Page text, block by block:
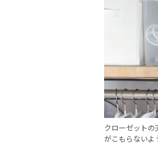
クローゼット
がこもらないよ